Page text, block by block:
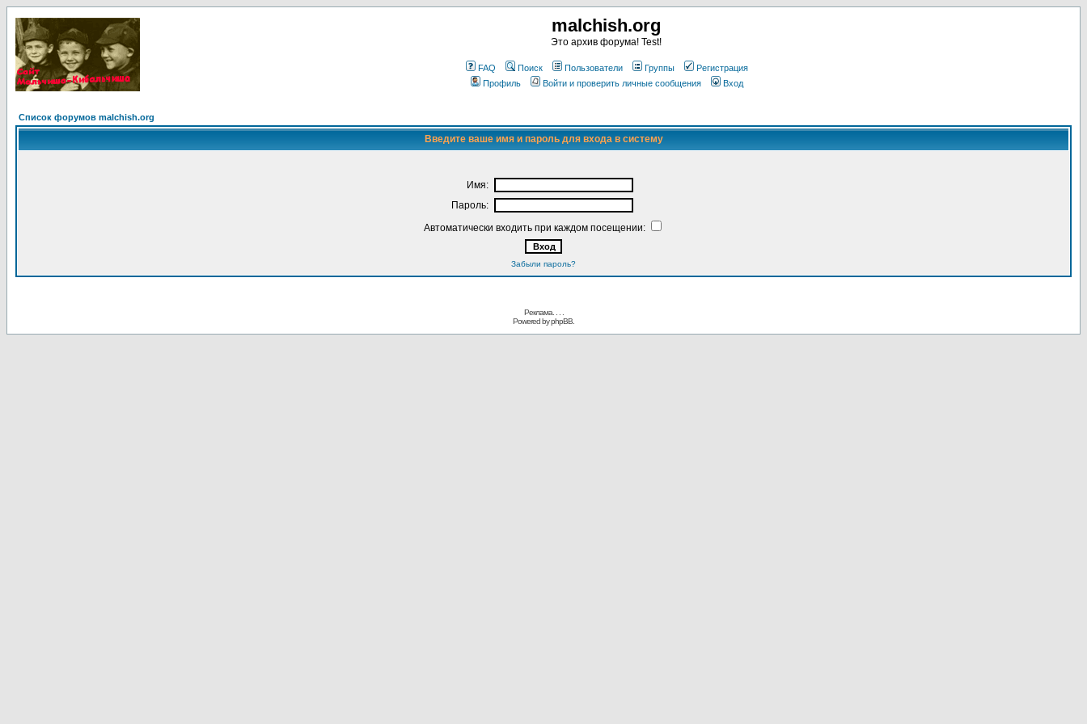
malchish.org
Это архив форума! Test!
FAQ Поиск Пользователи Группы
Регистрация
Профиль
Войти и проверить личные сообщения Вход
Список форумов malchish.org
Введите ваше имя и пароль для входа в систему
Имя:
Пароль:
Автоматически входить при каждом посещении:
Забыли пароль?
Реклама. . .
Powered byphpBB.